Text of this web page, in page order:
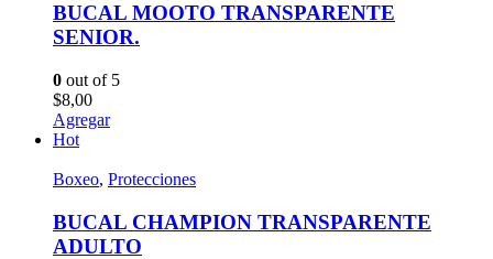
BUCAL MOOTO TRANSPARENTE
SENIOR.
0 out of 5
$8,00
Agregar
Hot
Boxeo, Protecciones
BUCAL CHAMPION TRANSPARENTE
ADULTO